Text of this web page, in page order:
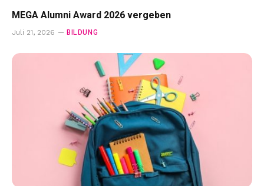
MEGA Alumni Award 2026 vergeben
Juli 21, 2026 BILDUNG